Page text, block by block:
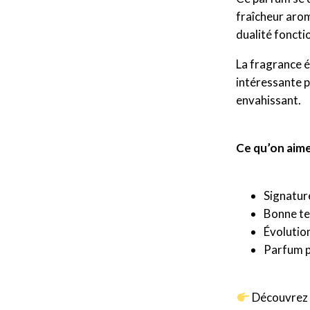
fraîcheur
dualité
La fragrance
intéressante
envahissant.
Ce qu’on
Bonne
Parfum
Découvrez